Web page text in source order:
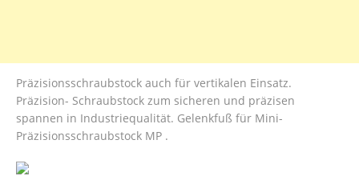
Präzisionsschraubstock auch für vertikalen Einsatz.
Präzision- Schraubstock zum sicheren und präzisen
spannen in Industriequalität. Gelenkfuß für Mini-
Präzisionsschraubstock MP .